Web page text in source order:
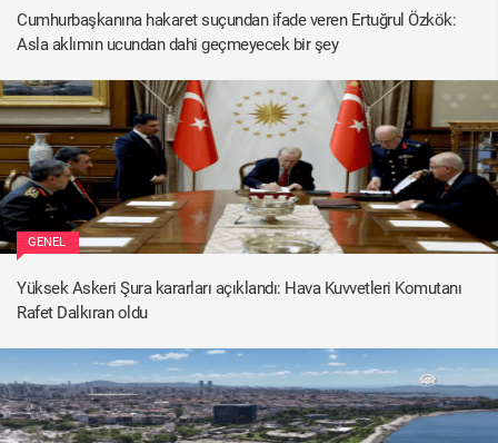
Cumhurbaşkanına hakaret suçundan ifade veren Ertuğrul Özkök:
Asla aklımın ucundan dahi geçmeyecek bir şey
GENEL
Yüksek Askeri Şura kararları açıklandı: Hava Kuvvetleri Komutanı
Rafet Dalkıran oldu